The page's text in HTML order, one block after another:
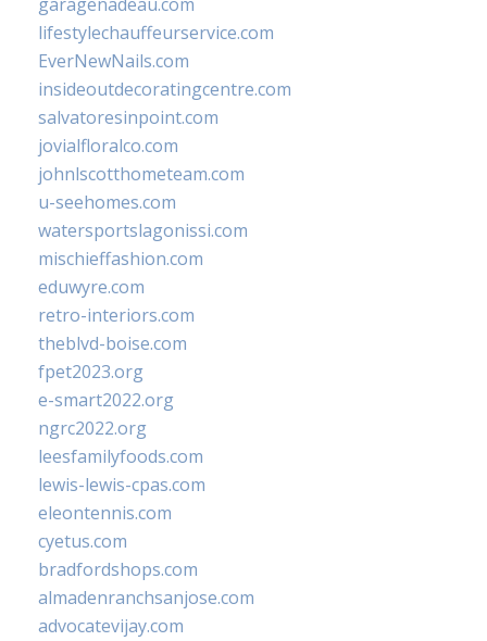
lifestylechauffeurservice.com
EverNewNails.com
insideoutdecoratingcentre.com
salvatoresinpoint.com
jovialfloralco.com
johnlscotthometeam.com
u-seehomes.com
watersportslagonissi.com
mischieffashion.com
eduwyre.com
retro-interiors.com
theblvd-boise.com
fpet2023.org
e-smart2022.org
ngrc2022.org
leesfamilyfoods.com
lewis-lewis-cpas.com
eleontennis.com
cyetus.com
bradfordshops.com
almadenranchsanjose.com
advocatevijay.com